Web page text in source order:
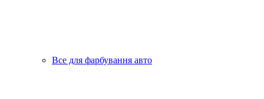
Все для фарбування авто